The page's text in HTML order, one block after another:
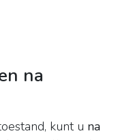
na
kunt u na